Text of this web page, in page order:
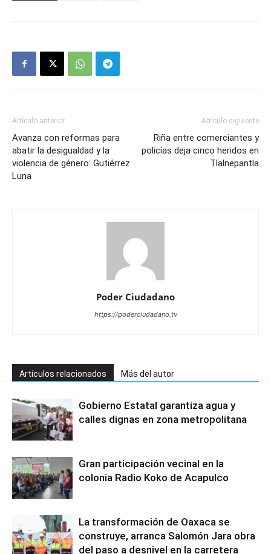
Artículo anterior
Avanza con reformas para
abatir la desigualdad y la
violencia de género: Gutiérrez
Luna
Artículo siguiente
Riña entre comerciantes y
policías deja cinco heridos en
Tlalnepantla
Poder Ciudadano
https://poderciudadano.tv
Artículos relacionados Más del autor
Gobierno Estatal garantiza agua y
calles dignas en zona metropolitana
Gran participación vecinal en la
colonia Radio Koko de Acapulco
La transformación de Oaxaca se
construye, arranca Salomón Jara obra
del paso a desnivel en la carretera